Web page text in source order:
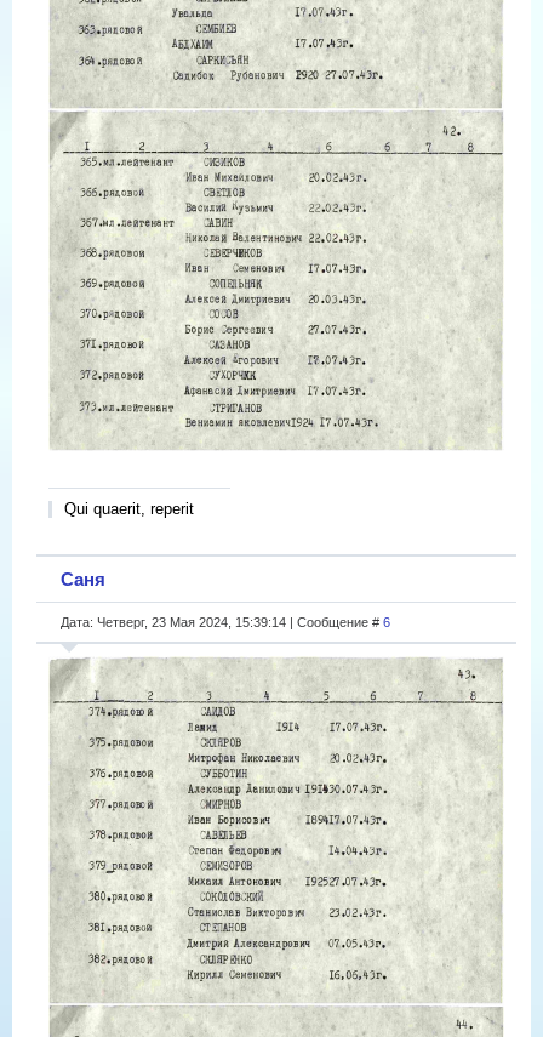
Qui quaerit, reperit
Саня
Дата: Четверг, 23 Мая 2024, 15:39:14 | Сообщение # 6